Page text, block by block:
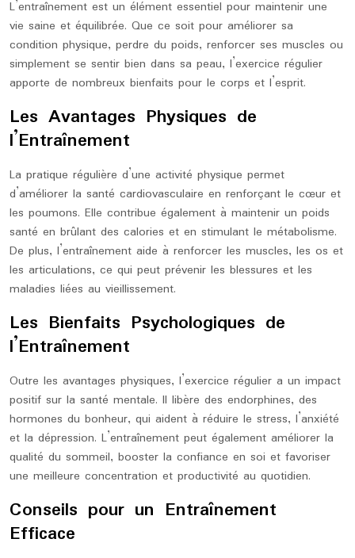
L’entraînement est un élément essentiel pour maintenir une
vie saine et équilibrée. Que ce soit pour améliorer sa
condition physique, perdre du poids, renforcer ses muscles ou
simplement se sentir bien dans sa peau, l’exercice régulier
apporte de nombreux bienfaits pour le corps et l’esprit.
Les Avantages Physiques de
l’Entraînement
La pratique régulière d’une activité physique permet
d’améliorer la santé cardiovasculaire en renforçant le cœur et
les poumons. Elle contribue également à maintenir un poids
santé en brûlant des calories et en stimulant le métabolisme.
De plus, l’entraînement aide à renforcer les muscles, les os et
les articulations, ce qui peut prévenir les blessures et les
maladies liées au vieillissement.
Les Bienfaits Psychologiques de
l’Entraînement
Outre les avantages physiques, l’exercice régulier a un impact
positif sur la santé mentale. Il libère des endorphines, des
hormones du bonheur, qui aident à réduire le stress, l’anxiété
et la dépression. L’entraînement peut également améliorer la
qualité du sommeil, booster la confiance en soi et favoriser
une meilleure concentration et productivité au quotidien.
Conseils pour un Entraînement
Efficace